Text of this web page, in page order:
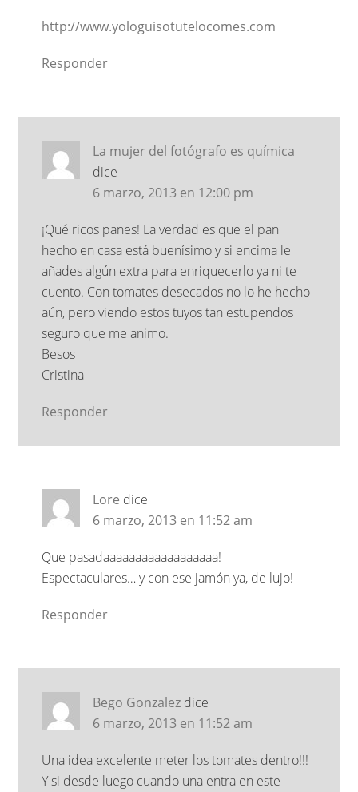
http://www.yologuisotutelocomes.com
Responder
La mujer del fotógrafo es química
dice
6 marzo, 2013 en 12:00 pm
¡Qué ricos panes! La verdad es que el pan
hecho en casa está buenísimo y si encima le
añades algún extra para enriquecerlo ya ni te
cuento. Con tomates desecados no lo he hecho
aún, pero viendo estos tuyos tan estupendos
seguro que me animo.
Besos
Cristina
Responder
Lore dice
6 marzo, 2013 en 11:52 am
Que pasadaaaaaaaaaaaaaaaaaa!
Espectaculares… y con ese jamón ya, de lujo!
Responder
Bego Gonzalez dice
6 marzo, 2013 en 11:52 am
Una idea excelente meter los tomates dentro!!!
Y si desde luego cuando una entra en este